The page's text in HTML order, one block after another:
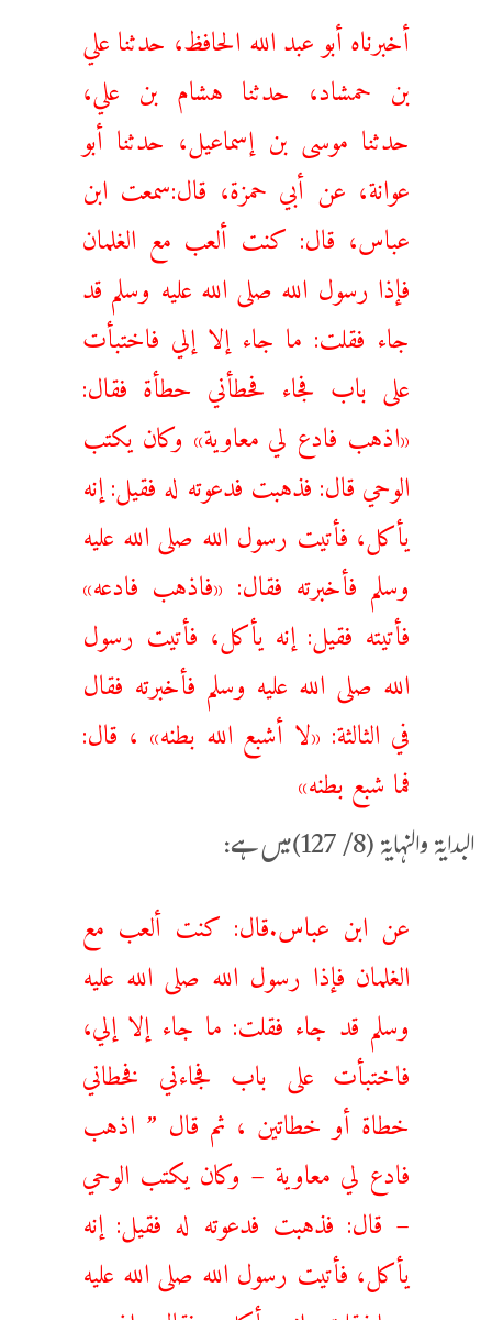
أخبرناه أبو عبد الله الحافظ، حدثنا علي
بن حمشاد، حدثنا هشام بن علي،
حدثنا موسى بن إسماعيل، حدثنا أبو
عوانة، عن أبي حمزة، قال:سمعت ابن
عباس، قال: كنت ألعب مع الغلمان
فإذا رسول الله صلى الله عليه وسلم قد
جاء فقلت: ما جاء إلا إلي فاختبأت
على باب فجاء فحطأني حطأة فقال:
«اذهب ‌فادع ‌لي ‌معاوية» ‌وكان ‌يكتب
‌الوحي قال: فذهبت فدعوته له فقيل: إنه
يأكل، فأتيت رسول الله صلى الله عليه
وسلم فأخبرته فقال: «فاذهب فادعه»
فأتيته فقيل: إنه يأكل، فأتيت رسول
الله صلى الله عليه وسلم فأخبرته فقال
في الثالثة: «لا أشبع الله بطنه» ، قال:
فما شبع بطنه»
البدایۃ والنہايۃ (8/ 127)میں ہے:
عن ابن عباس.قال: كنت ألعب مع
الغلمان فإذا رسول الله صلى الله عليه
وسلم قد جاء فقلت: ما جاء إلا إلي،
فاختبأت على باب فجاءني فخطاني
خطاة أو خطاتين ، ثم قال ” اذهب
فادع لي معاوية – وكان يكتب الوحي
– قال: فذهبت فدعوته له فقيل: إنه
يأكل، فأتيت رسول الله صلى الله عليه